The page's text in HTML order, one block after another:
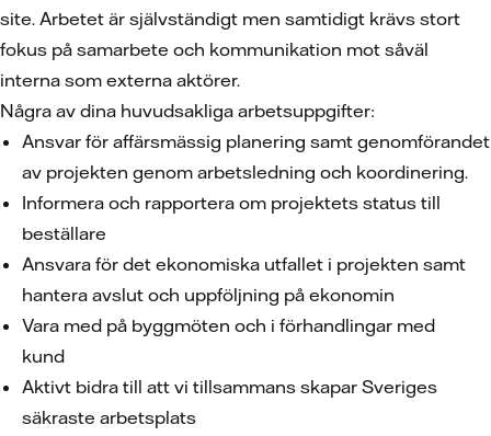
site. Arbetet är självständigt men samtidigt krävs stort
fokus på samarbete och kommunikation mot såväl
interna som externa aktörer.
Några av dina huvudsakliga arbetsuppgifter:
Ansvar för affärsmässig planering samt genomförandet
av projekten genom arbetsledning och koordinering.
Informera och rapportera om projektets status till
beställare
Ansvara för det ekonomiska utfallet i projekten samt
hantera avslut och uppföljning på ekonomin
Vara med på byggmöten och i förhandlingar med
kund
Aktivt bidra till att vi tillsammans skapar Sveriges
säkraste arbetsplats